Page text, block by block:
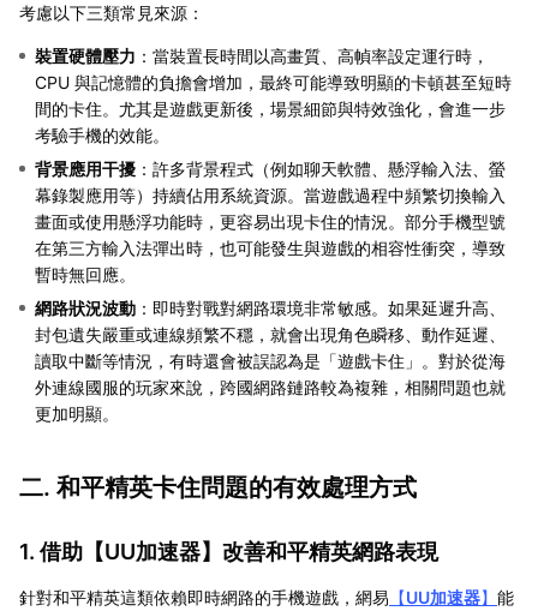
考慮以下三類常見來源：
裝置硬體壓力 ：當裝置長時間以高畫質、高幀率設定運行時，
CPU 與記憶體的負擔會增加，最終可能導致明顯的卡頓甚至短時
間的卡住。尤其是遊戲更新後，場景細節與特效強化，會進一步
考驗手機的效能。
背景應用干擾 ：許多背景程式（例如聊天軟體、懸浮輸入法、螢
幕錄製應用等）持續佔用系統資源。當遊戲過程中頻繁切換輸入
畫面或使用懸浮功能時，更容易出現卡住的情況。部分手機型號
在第三方輸入法彈出時，也可能發生與遊戲的相容性衝突，導致
暫時無回應。
網路狀況波動 ：即時對戰對網路環境非常敏感。如果延遲升高、
封包遺失嚴重或連線頻繁不穩，就會出現角色瞬移、動作延遲、
讀取中斷等情況，有時還會被誤認為是「遊戲卡住」。對於從海
外連線國服的玩家來說，跨國網路鏈路較為複雜，相關問題也就
更加明顯。
二. 和平精英卡住問題的有效處理方式
1. 借助【UU加速器】改善和平精英網路表現
針對和平精英這類依賴即時網路的手機遊戲，網易 【UU加速器】 能